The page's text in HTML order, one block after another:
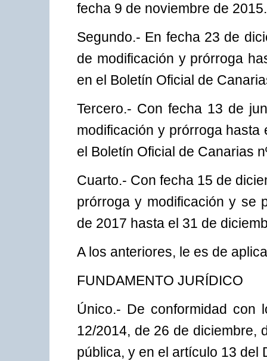
fecha 9 de noviembre de 2015.
Segundo.- En fecha 23 de
de modificación y prórroga
en el Boletín Oficial de
Tercero.- Con fecha 13 de
modificación y prórroga
el Boletín Oficial de Canarias
Cuarto.- Con fecha 15 de
prórroga y modificación y se
de 2017 hasta el 31 de
A los anteriores, le es de
FUNDAMENTO JURÍDICO
Único.- De conformidad
12/2014, de 26 de diciembre,
pública, y en el artículo 13 del